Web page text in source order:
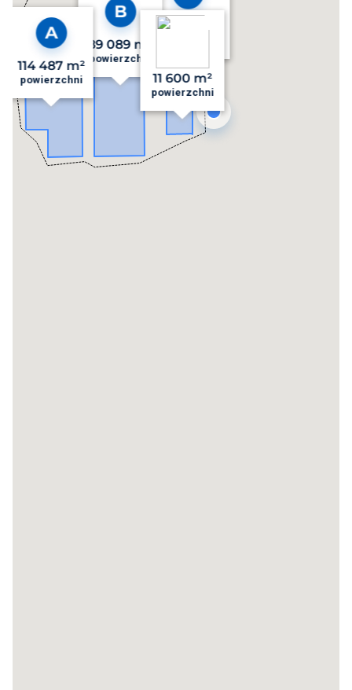
114 487 m²
powierzchni
89 089 m²
powierzchni
11 600 m²
powierzchni
2 497 m²